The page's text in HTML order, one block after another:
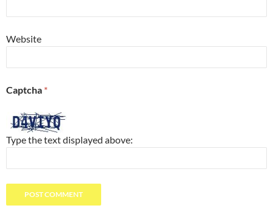
Website
Captcha *
Type the text displayed above: